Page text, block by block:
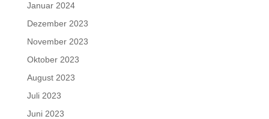
Januar 2024
Dezember 2023
November 2023
Oktober 2023
August 2023
Juli 2023
Juni 2023